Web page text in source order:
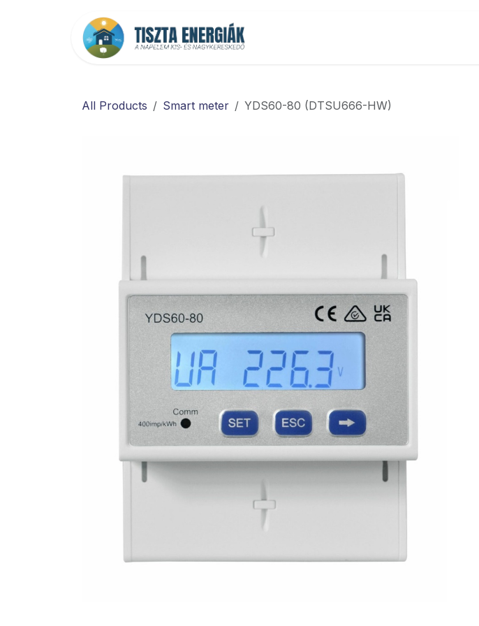
All Products Smart meter YDS60-80 (DTSU666-HW)